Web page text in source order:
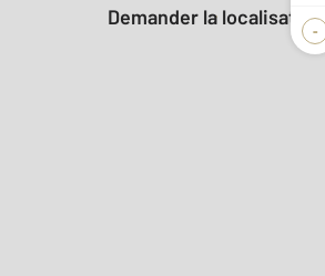
-
Demander la localisation